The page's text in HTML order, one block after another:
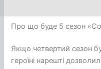
Про що буде 5 сезон
Якщо четвертий сезон
героїні нарешті